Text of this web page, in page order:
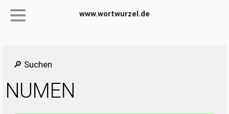
www.wortwurzel.de
🔎 Suchen
NUMEN